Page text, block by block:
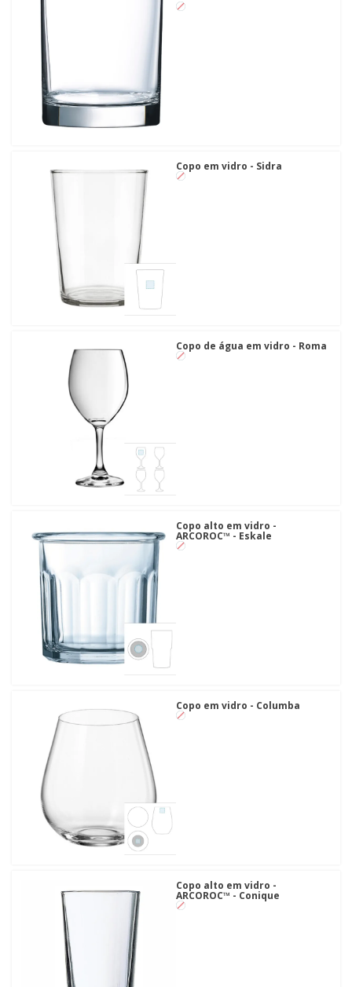
Copo em vidro - Sidra
Copo de água em vidro - Roma
Copo alto em vidro -
ARCOROC™ - Eskale
Copo em vidro - Columba
Copo alto em vidro -
ARCOROC™ - Conique